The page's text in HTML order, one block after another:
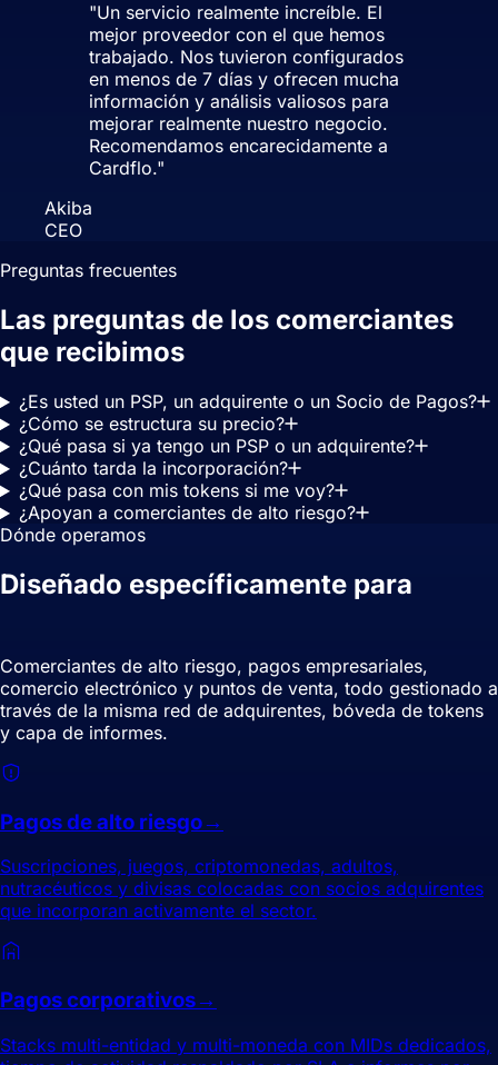
"Un servicio realmente increíble. El
mejor proveedor con el que hemos
trabajado. Nos tuvieron configurados
en menos de 7 días y ofrecen mucha
información y análisis valiosos para
mejorar realmente nuestro negocio.
Recomendamos encarecidamente a
Cardflo."
Akiba
CEO
Preguntas frecuentes
Las preguntas de los comerciantes
que recibimos
¿Es usted un PSP, un adquirente o un Socio de Pagos?
¿Cómo se estructura su precio?
¿Qué pasa si ya tengo un PSP o un adquirente?
¿Cuánto tarda la incorporación?
¿Qué pasa con mis tokens si me voy?
¿Apoyan a comerciantes de alto riesgo?
Dónde operamos
Diseñado específicamente para
Comerciantes de alto riesgo, pagos empresariales,
comercio electrónico y puntos de venta, todo gestionado a
través de la misma red de adquirentes, bóveda de tokens
y capa de informes.
Pagos de alto riesgo→
Suscripciones, juegos, criptomonedas, adultos,
nutracéuticos y divisas colocadas con socios adquirentes
que incorporan activamente el sector.
Pagos corporativos→
Stacks multi-entidad y multi-moneda con MIDs dedicados,